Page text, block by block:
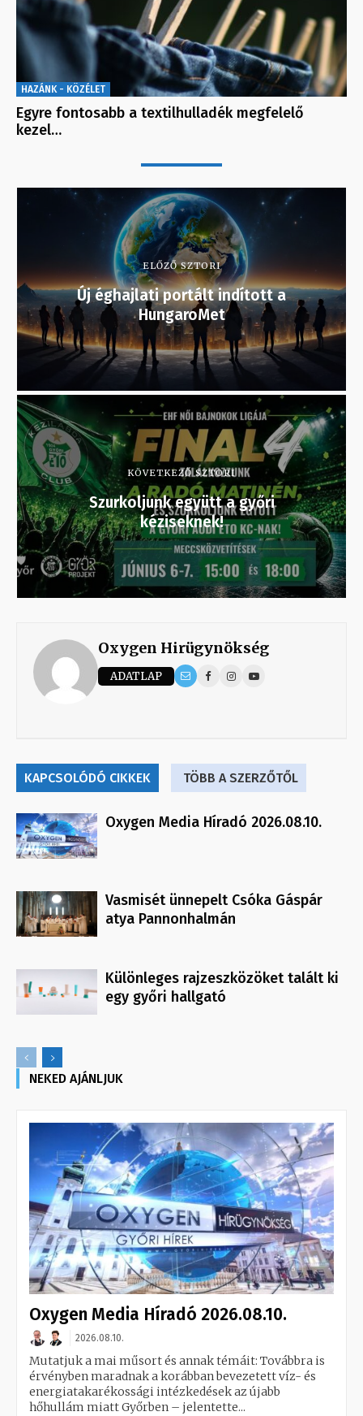
HAZÁNK - KÖZÉLET
Egyre fontosabb a textilhulladék megfelelő
kezel…
ELŐZŐ SZTORI
Új éghajlati portált indított a
HungaroMet
KÖVETKEZŐ SZTORI
Szurkoljunk együtt a győri
kéziseknek!
Oxygen Hirügynökség
ADATLAP
KAPCSOLÓDÓ CIKKEK TÖBB A SZERZŐTŐL
Oxygen Media Híradó 2026.08.10.
Vasmisét ünnepelt Csóka Gáspár
atya Pannonhalmán
Különleges rajzeszközöket talált ki
egy győri hallgató
NEKED AJÁNLJUK
Oxygen Media Híradó 2026.08.10.
2026.08.10.
Mutatjuk a mai műsort és annak témáit: Továbbra is
érvényben maradnak a korábban bevezetett víz- és
energiatakarékossági intézkedések az újabb
hőhullám miatt Győrben – jelentette...